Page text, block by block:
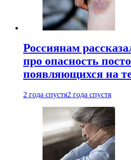
Россиянам
про опасность
появляющихся на
2 года спустя2 года спустя